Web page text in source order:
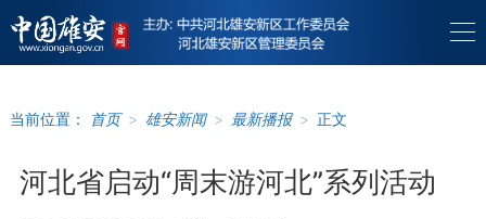
当前位置： 首页 > 雄安新闻 > 最新播报 > 正文
河北省启动“周末游河北”系列活动